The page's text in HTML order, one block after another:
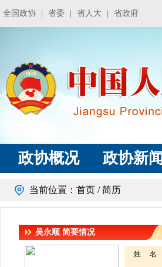
全国政协 省委 省人大 省政府
政协概况 政协新闻
当前位置： 首页 / 简历
吴永顺 简要情况
姓 名